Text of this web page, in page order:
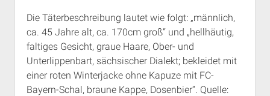
Bibliothek
Kontakt & PGP-Key
Die Täterbeschreibung lautet wie folgt: „männlich,
ca. 45 Jahre alt, ca. 170cm groß“ und „hellhäutig,
faltiges Gesicht, graue Haare, Ober- und
Unterlippenbart, sächsischer Dialekt; bekleidet mit
einer roten Winterjacke ohne Kapuze mit FC-
Bayern-Schal, braune Kappe, Dosenbier“. Quelle: